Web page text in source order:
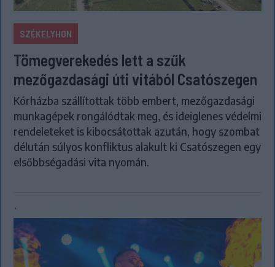
SZÉKELYHON
Tömegverekedés lett a szűk
mezőgazdasági úti vitából Csatószegen
Kórházba szállítottak több embert, mezőgazdasági
munkagépek rongálódtak meg, és ideiglenes védelmi
rendeleteket is kibocsátottak azután, hogy szombat
délután súlyos konfliktus alakult ki Csatószegen egy
elsőbbségadási vita nyomán.
`